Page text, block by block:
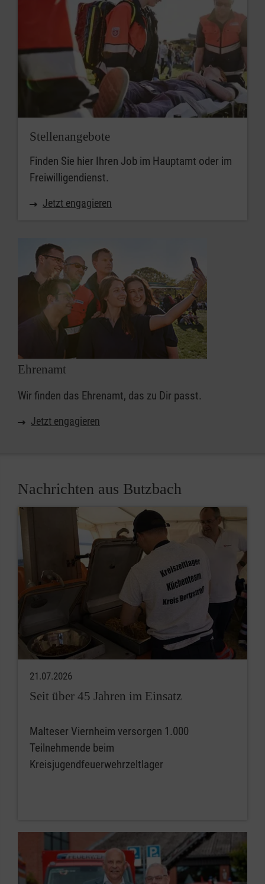
Stellenangebote
Finden Sie hier Ihren Job im Hauptamt oder im
Freiwilligendienst.
Jetzt engagieren
Ehrenamt
Wir finden das Ehrenamt, das zu Dir passt.
Jetzt engagieren
Nachrichten aus Butzbach
21.07.2026
Seit über 45 Jahren im Einsatz
Malteser Viernheim versorgen 1.000
Teilnehmende beim
Kreisjugendfeuerwehrzeltlager